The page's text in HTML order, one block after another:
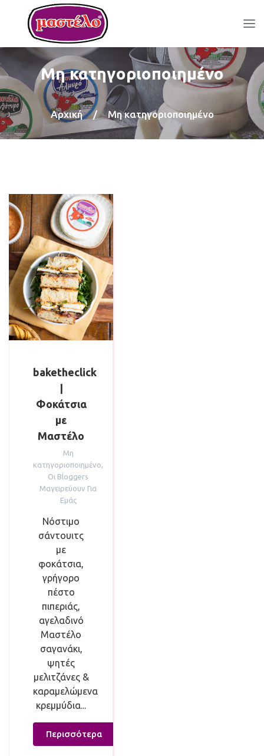
Μη κατηγοριοποιημένο
Αρχική / Μη κατηγοριοποιημένο
baketheclick
|
Φοκάτσια
με
Μαστέλο
Μη
κατηγοριοποιημένο,
Οι Bloggers
Μαγειρεύουν Για
Εμάς
Νόστιμο
σάντουιτς
με
φοκάτσια,
γρήγορο
πέστο
πιπεριάς,
αγελαδινό
Μαστέλο
σαγανάκι,
ψητές
μελιτζάνες &
καραμελώμενα
κρεμμύδια...
Περισσότερα